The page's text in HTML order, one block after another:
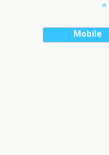
Mobile